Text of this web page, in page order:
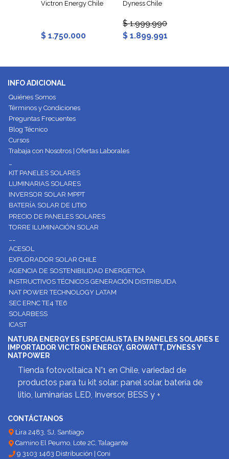
Victron Energy Chile
$ 1.750.000
Dyness Chile
$ 1.999.990
$ 1.899.991
INFO ADICIONAL
Quiénes Somos
Términos y Condiciones
Preguntas Frecuentes
Blog Técnico
Cursos
Trabaja con Nosotros | Ofertas Laborales
KIT PANELES SOLARES
LUMINARIAS SOLARES
INVERSOR SOLAR MPPT
BATERÍA SOLAR DE LITIO
PRECIO DE PANELES SOLARES
TORRE ILUMINACIÓN SOLAR
ACESOL
EXPLORADOR SOLAR CHILE
AGENCIA DE SOSTENIBILIDAD ENERGETICA
INSTRUCTIVOS TÉCNICOS GENERACIÓN DISTRIBUIDA
NAT POWER TECHNOLOGY LATAM
SEC ERNC TE4 TE6
SOLARBESS
ICAST
NATURA ENERGY ES ESPECIALISTA EN PANELES SOLARES E
IMPORTADOR VICTRON ENERGY, GROWATT, DYNESS Y
NATPOWER
Tienda fotovoltaica N°1 en Chile, variedad de
productos para tu kit solar: panel solar, batería de
litio, luminarias LED, Inversor, BESS y +
CONTÁCTANOS
Lira 2483, SJ, Santiago
Camino El Peumo, Lote 2C, Talagante
9 3103 1463 Distribución | Coni